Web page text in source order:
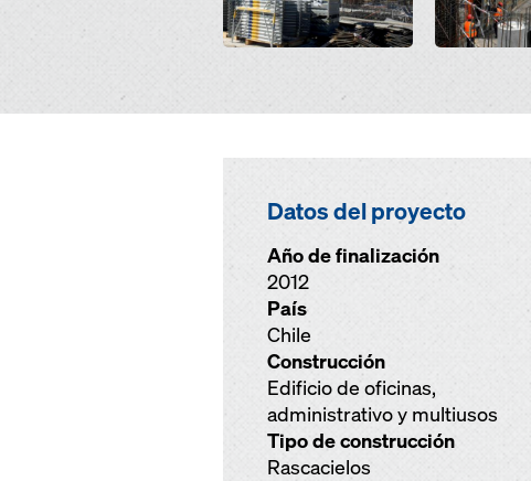
Datos del proyecto
Año de finalización
2012
País
Chile
Construcción
Edificio de oficinas,
administrativo y multiusos
Tipo de construcción
Rascacielos